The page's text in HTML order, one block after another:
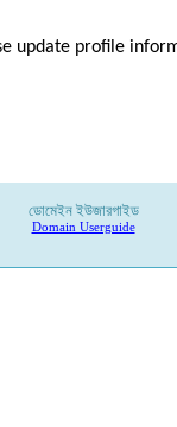
update profile
ডোমেইন ইউজারগাইড
Domain Userguide